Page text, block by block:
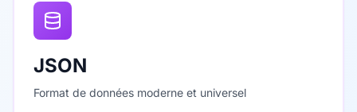
JSON
Format de données moderne et universel